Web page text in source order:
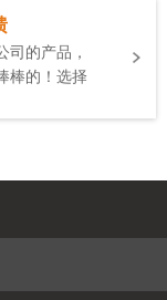
司的产品，
棒的！选择